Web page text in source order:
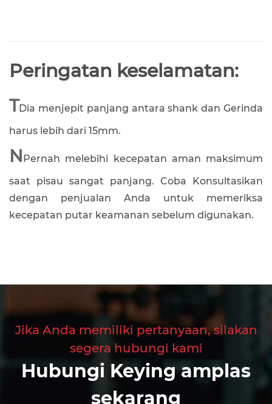
Peringatan keselamatan:
TDia menjepit panjang antara shank dan Gerinda
harus lebih dari 15mm.
N Pernah melebihi kecepatan aman maksimum
saat pisau sangat panjang. Coba Konsultasikan
dengan penjualan Anda untuk memeriksa
kecepatan putar keamanan sebelum digunakan.
Jika Anda memiliki pertanyaan, silakan
segera hubungi kami
Hubungi Keying amplas
sekarang